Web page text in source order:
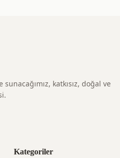
katkısız, doğal ve
Kategoriler